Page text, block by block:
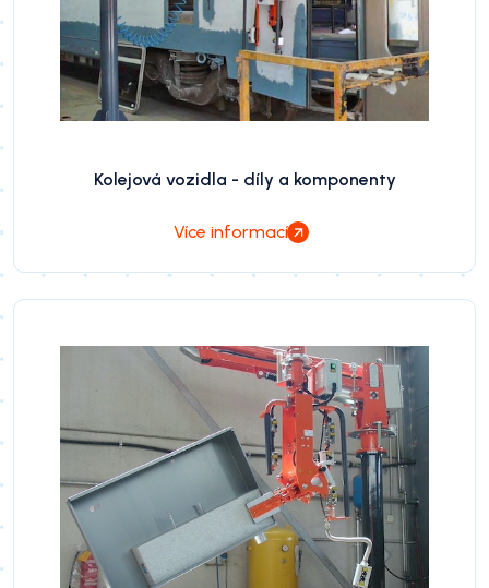
Kolejová vozidla - díly a komponenty
Více informací